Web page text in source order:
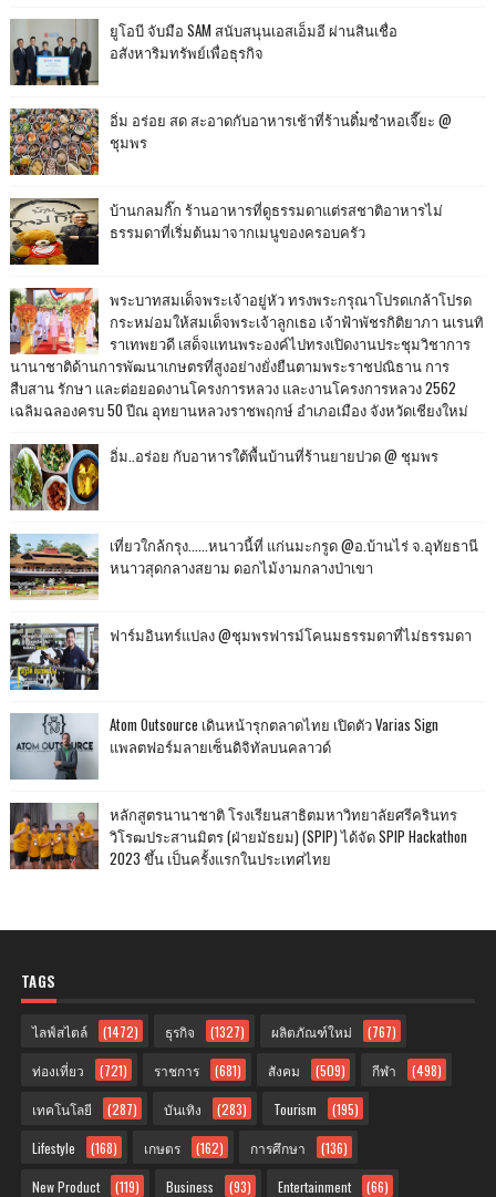
ยูโอบี จับมือ SAM สนับสนุนเอสเอ็มอี ผ่านสินเชื่อ
อสังหาริมทรัพย์เพื่อธุรกิจ
อิ่ม อร่อย สด สะอาดกับอาหารเช้าที่ร้านติ๋มซำหอเจี๊ยะ @
ชุมพร
บ้านกลมกิ๊ก ร้านอาหารที่ดูธรรมดาแต่รสชาติอาหารไม่
ธรรมดาที่เริ่มต้นมาจากเมนูของครอบครัว
พระบาทสมเด็จพระเจ้าอยู่หัว ทรงพระกรุณาโปรดเกล้าโปรด
กระหม่อมให้สมเด็จพระเจ้าลูกเธอ เจ้าฟ้าพัชรกิติยาภา นเรนทิ
ราเทพยวดี เสด็จแทนพระองค์ไปทรงเปิดงานประชุมวิชาการ
นานาชาติด้านการพัฒนาเกษตรที่สูงอย่างยั่งยืนตามพระราชปณิธาน การ
สืบสาน รักษา และต่อยอดงานโครงการหลวง และงานโครงการหลวง 2562
เฉลิมฉลองครบ 50 ปีณ อุทยานหลวงราชพฤกษ์ อำเภอเมือง จังหวัดเชียงใหม่
อิ่ม..อร่อย กับอาหารใต้พื้นบ้านที่ร้านยายปวด @ ชุมพร
เที่ยวใกล้กรุง......หนาวนี้ที่ แก่นมะกรูด @อ.บ้านไร่ จ.อุทัยธานี
หนาวสุดกลางสยาม ดอกไม้งามกลางป่าเขา
ฟาร์มอินทร์แปลง @ชุมพรฟารม์โคนมธรรมดาที่ไม่ธรรมดา
Atom Outsource เดินหน้ารุกตลาดไทย เปิดตัว Varias Sign
แพลตฟอร์มลายเซ็นดิจิทัลบนคลาวด์
หลักสูตรนานาชาติ โรงเรียนสาธิตมหาวิทยาลัยศรีครินทร
วิโรฒประสานมิตร (ฝ่ายมัธยม) (SPIP) ได้จัด SPIP Hackathon
2023 ขึ้น เป็นครั้งแรกในประเทศไทย
TAGS
ไลฟ์สไตล์ (1472) ธุรกิจ (1327) ผลิตภัณฑ์ใหม่ (767)
ท่องเที่ยว (721) ราชการ (681) สังคม (509) กีฬา (498)
เทคโนโลยี (287) บันเทิง (283) Tourism (195)
Lifestyle (168) เกษตร (162) การศึกษา (136)
New Product (119) Business (93) Entertainment (66)